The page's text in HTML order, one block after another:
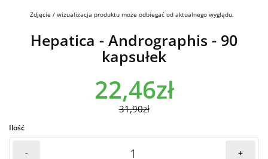
Zdjęcie / wizualizacja produktu może odbiegać od aktualnego wyglądu.
Hepatica - Andrographis - 90
kapsułek
22,46zł
31,90zł
Ilość
- +